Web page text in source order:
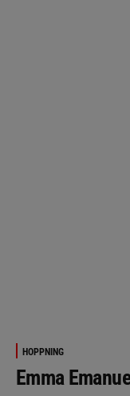
HOPPNING
Emma